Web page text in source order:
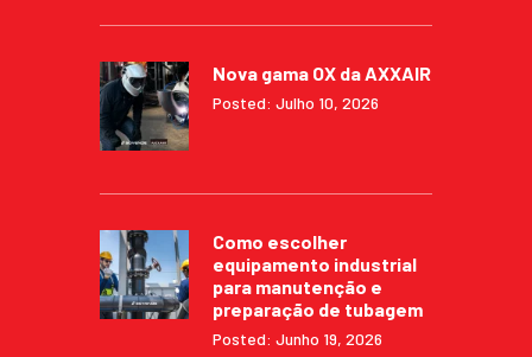
Nova gama OX da AXXAIR
Posted: Julho 10, 2026
Como escolher
equipamento industrial
para manutenção e
preparação de tubagem
Posted: Junho 19, 2026